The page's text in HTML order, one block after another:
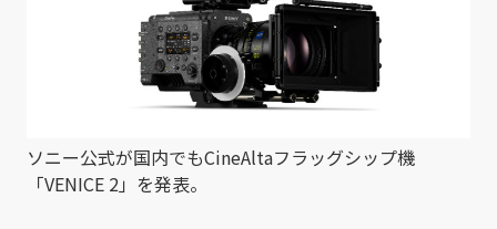
ソニー公式が国内でもCineAltaフラッグシップ機
「VENICE 2」を発表。